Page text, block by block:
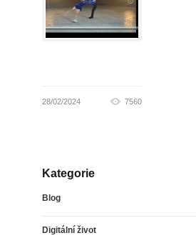
28/02/2024 7560
Kategorie
Blog
Digitální život